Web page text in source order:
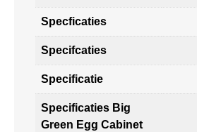
Specficaties
Specifcaties
Specificatie
Specificaties Big
Green Egg Cabinet